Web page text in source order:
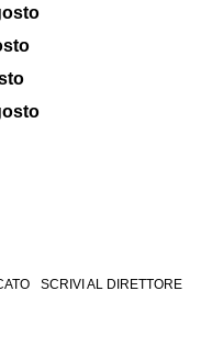
SCRIVI AL DIRETTORE